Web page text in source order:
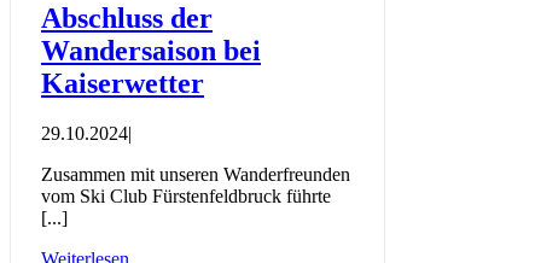
Abschluss der
Wandersaison bei
Kaiserwetter
29.10.2024|
Zusammen mit unseren Wanderfreunden
vom Ski Club Fürstenfeldbruck führte
[...]